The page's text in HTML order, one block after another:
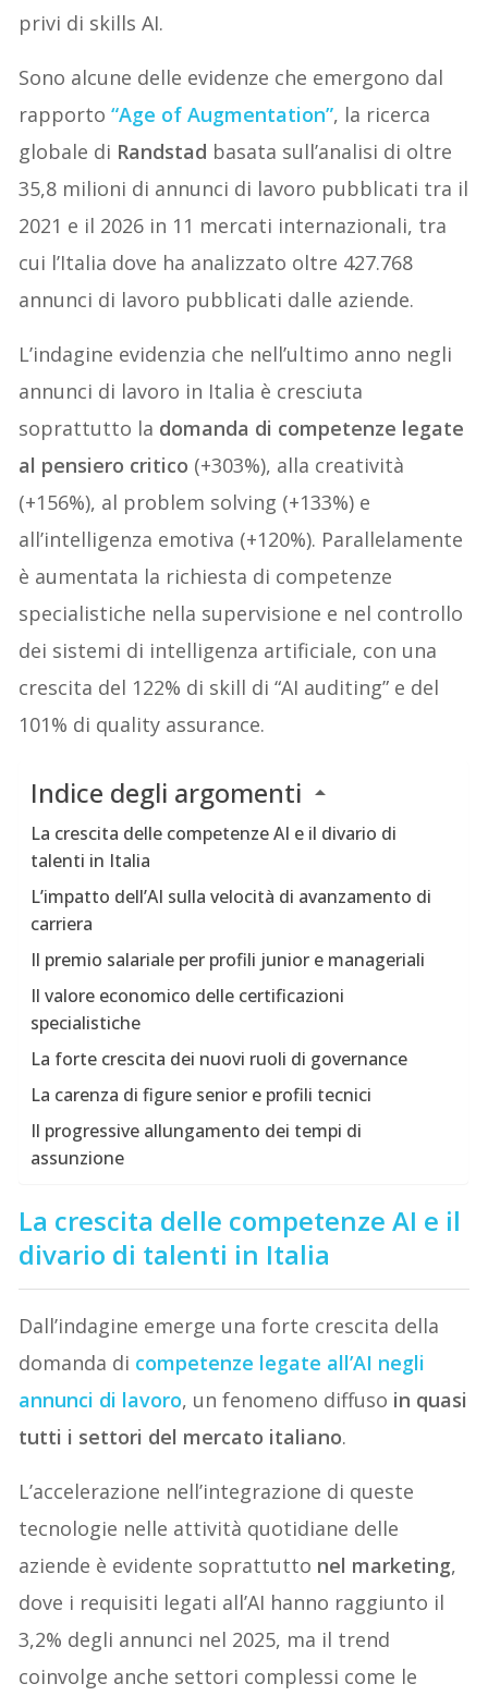
privi di skills AI.
Sono alcune delle evidenze che emergono dal
rapporto“Age of Augmentation”, la ricerca
globale di Randstad basata sull’analisi di oltre
35,8 milioni di annunci di lavoro pubblicati tra il
2021 e il 2026 in 11 mercati internazionali, tra
cui l’Italia dove ha analizzato oltre 427.768
annunci di lavoro pubblicati dalle aziende.
L’indagine evidenzia che nell’ultimo anno negli
annunci di lavoro in Italia è cresciuta
soprattutto la domanda di competenze legate
al pensiero critico (+303%), alla creatività
(+156%), al problem solving (+133%) e
all’intelligenza emotiva (+120%). Parallelamente
è aumentata la richiesta di competenze
specialistiche nella supervisione e nel controllo
dei sistemi di intelligenza artificiale, con una
crescita del 122% di skill di “AI auditing” e del
101% di quality assurance.
Indice degli argomenti
La crescita delle competenze AI e il divario di
talenti in Italia
L’impatto dell’AI sulla velocità di avanzamento di
carriera
Il premio salariale per profili junior e manageriali
Il valore economico delle certificazioni
specialistiche
La forte crescita dei nuovi ruoli di governance
La carenza di figure senior e profili tecnici
Il progressive allungamento dei tempi di
assunzione
La crescita delle competenze AI e il
divario di talenti in Italia
Dall’indagine emerge una forte crescita della
domanda di competenze legate all’AI negli
annunci di lavoro, un fenomeno diffuso in quasi
tutti i settori del mercato italiano.
L’accelerazione nell’integrazione di queste
tecnologie nelle attività quotidiane delle
aziende è evidente soprattutto nel marketing,
dove i requisiti legati all’AI hanno raggiunto il
3,2% degli annunci nel 2025, ma il trend
coinvolge anche settori complessi come le